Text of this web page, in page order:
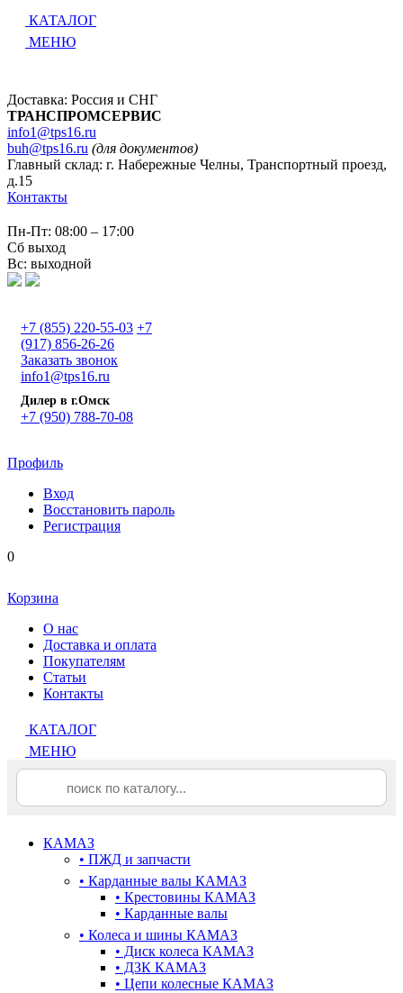
КАТАЛОГ
МЕНЮ
Доставка: Россия и СНГ
ТРАНСПРОМСЕРВИС
info1@tps16.ru
buh@tps16.ru (для документов)
Главный склад: г. Набережные Челны, Транспортный проезд,
д.15
Контакты
Пн-Пт: 08:00 – 17:00
Сб выход
Вс: выходной
+7 (855) 220-55-03 +7
(917) 856-26-26
Заказать звонок
info1@tps16.ru
Дилер в г.Омск
+7 (950) 788-70-08
Профиль
Вход
Восстановить пароль
Регистрация
0
Корзина
О нас
Доставка и оплата
Покупателям
Статьи
Контакты
КАТАЛОГ
МЕНЮ
КАМАЗ
• ПЖД и запчасти
• Карданные валы КАМАЗ
• Крестовины КАМАЗ
• Карданные валы
• Колеса и шины КАМАЗ
• Диск колеса КАМАЗ
• ДЗК КАМАЗ
• Цепи колесные КАМАЗ